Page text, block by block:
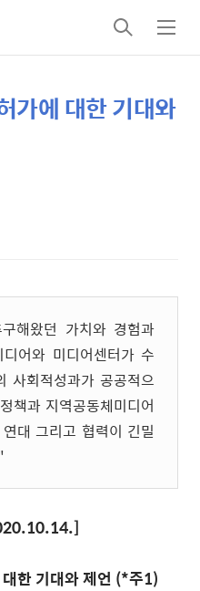
검
색
메
뉴
가에 대한 기대와
해왔던 가치와 경험과
어와 미디어센터가 수
사회적성과가 공공적으
책과 지역공동체미디어
대 그리고 협력이 긴밀
한 기대와 제언 (*주1)